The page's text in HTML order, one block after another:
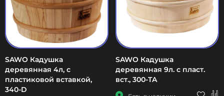
SAWO Кадушка
деревянная 4л, с
пластиковой вставкой,
340-D
SAWO Кадушка
деревянная 9л. с пласт.
вст., 300-TA